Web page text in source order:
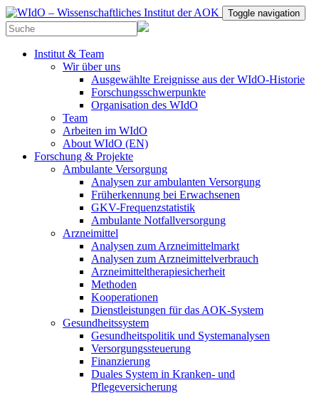
Toggle navigation
Institut & Team
Wir über uns
Ausgewählte Ereignisse aus der WIdO-Historie
Forschungsschwerpunkte
Organisation des WIdO
Team
Arbeiten im WIdO
About WIdO (EN)
Forschung & Projekte
Ambulante Versorgung
Analysen zur ambulanten Versorgung
Früherkennung bei Erwachsenen
GKV-Frequenzstatistik
Ambulante Notfallversorgung
Arzneimittel
Analysen zum Arzneimittelmarkt
Analysen zum Arzneimittelverbrauch
Arzneimitteltherapiesicherheit
Methoden
Kooperationen
Dienstleistungen für das AOK-System
Gesundheitssystem
Gesundheitspolitik und Systemanalysen
Versorgungssteuerung
Finanzierung
Duales System in Kranken- und
Pflegeversicherung